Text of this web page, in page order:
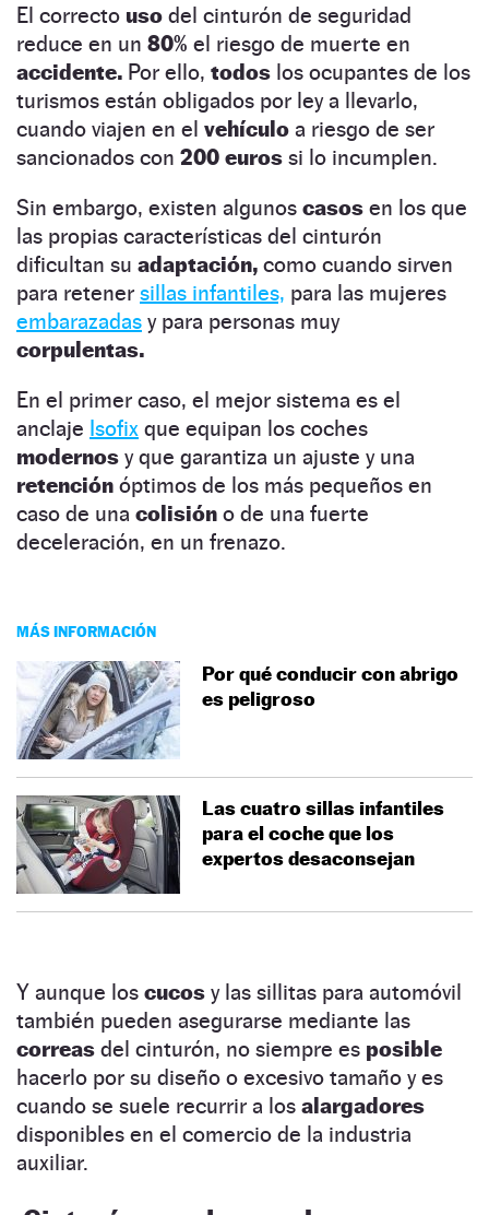
El correcto uso del cinturón de seguridad
reduce en un 80% el riesgo de muerte en
accidente. Por ello, todos los ocupantes de los
turismos están obligados por ley a llevarlo,
cuando viajen en el vehículo a riesgo de ser
sancionados con 200 euros si lo incumplen.
Sin embargo, existen algunos casos en los que
las propias características del cinturón
dificultan su adaptación, como cuando sirven
para retener sillas infantiles, para las mujeres
embarazadas y para personas muy
corpulentas.
En el primer caso, el mejor sistema es el
anclaje Isofix que equipan los coches
modernos y que garantiza un ajuste y una
retención óptimos de los más pequeños en
caso de una colisión o de una fuerte
deceleración, en un frenazo.
MÁS INFORMACIÓN
Por qué conducir con abrigo
es peligroso
Las cuatro sillas infantiles
para el coche que los
expertos desaconsejan
Y aunque los cucos y las sillitas para automóvil
también pueden asegurarse mediante las
correas del cinturón, no siempre es posible
hacerlo por su diseño o excesivo tamaño y es
cuando se suele recurrir a los alargadores
disponibles en el comercio de la industria
auxiliar.